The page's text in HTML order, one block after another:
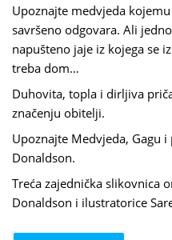
Upoznajte medvjeda
savršeno odgovara. Ali
napušteno jaje iz kojega se
treba dom…
Duhovita, topla i dirljiva
značenju obitelji.
Upoznajte Medvjeda, Gagu
Donaldson.
Treća zajednička slikovnica
Donaldson i ilustratorice